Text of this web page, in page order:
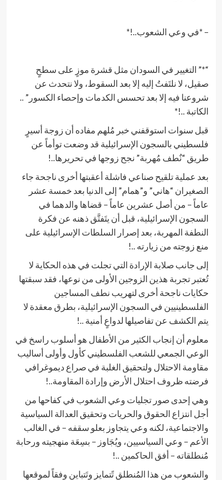
– *في وعي الشعوب..!*
“*” التغيير في السودان مثل قشرة موزٍ على سطحٍ
صقيل، لا نلتَفتُ إليه إلا بعد السقوط، ولا نتحدث عن
شروعنا فيه إلا بعد تحسس الكدمات وإحصاء الكسور” ..
الكاتبة ..!*
قبل سنوات استوقفني خبر مُلهم مفاده أن زوجة أسيرٍ
فلسطيني بالسجون الإسرائيلية قد وضعت توأماً عن
طريق “نٌطف مُهربة” نجح زوجها في تحريرها..!
بعد عملية تلقيح صناعي فاشلة أعقبتها أخرى ناجحة جاء
الصغيران “هاني” و”همام” إلى الدنيا بعد خمسة عشر
عاماً – من أصل عشرين عاماً – قضاها والدهما في
السجون الإسرائيلية، قبل أن يتَفتَّق ذهنه عن فكرة
النطفة المهربة، بعد إصرار السلطات الإسرائيلية على
منع زوجته من زيارته ..!
إلى جانب صلابة الإرادة التي تجلت في هذه الحكاية لا
تُعتبر تجربة هذين الزوجين الأولى من نوعها، فقد سبقتها
حكايات ناجحة أخرى لتهريب نطف المساجين
الفلسطينيين في السجون الإسرائيلية، بطرق معقدة لا
يتم الكشف عن تفاصيلها لدواعٍ أمنية ..!
معلوم أن إنجاب الكثير من الأطفال هو أسلوب راسخ في
الوعي الجمعي للشعب الفلسطيني كأول وأولى أساليب
مقاومة الاحتلال ولتحقيق الغلبة في صراع ديموغرافي
فرضته ظروف احتلال الأرض وإرادة المقاومة..!
وهي إحدى صور تجليات وعي الشعوب في كفاحها من
أجل انتزاع الحقوق والحريات وتحقيق العدالة السياسية
والاجتماعية، لكنه وعي يتجاوز بعلو سقفه – في الغالب
الأعم – وعي السياسيين، ويُجَاوز – بسِعَة منهجيته ورحابة
مُنطلقاته – أفق الحاكمين ..!
والشعوب من هذا المُنطلق تًتمايز وتَتباين وفقاً لموقعها